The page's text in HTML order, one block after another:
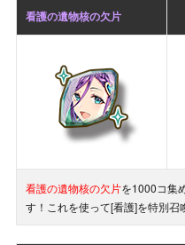
看護の遺物核の欠片
看護の遺物核の欠片を1000コ集
す！これを使って[看護]を特別召